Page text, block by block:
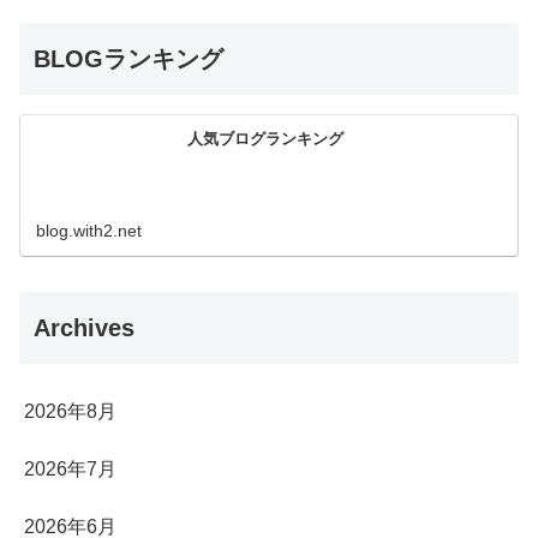
BLOGランキング
人気ブログランキング
blog.with2.net
Archives
2026年8月
2026年7月
2026年6月